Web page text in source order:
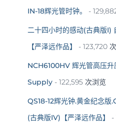
IN-18辉光管时钟。
-
二十四小时的感动(古典版I)
【严泽远作品】
- 123,720
NCH6100HV 辉光管高压
Supply - 122,595 次浏览
QS18-12辉光钟.黄金纪念版
(古典版IV)【严泽远作品】
-